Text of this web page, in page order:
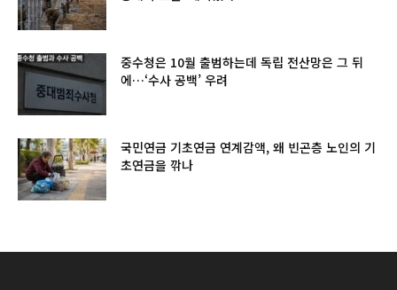
중수청은 10월 출범하는데 독립 전산망은 그 뒤
에…‘수사 공백’ 우려
국민연금 기초연금 연계감액, 왜 빈곤층 노인의 기
초연금을 깎나